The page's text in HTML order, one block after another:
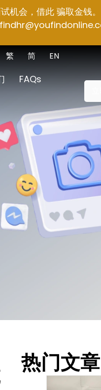
机会，借此 骗取金钱
EN
简
繁
FAQs
热门文章